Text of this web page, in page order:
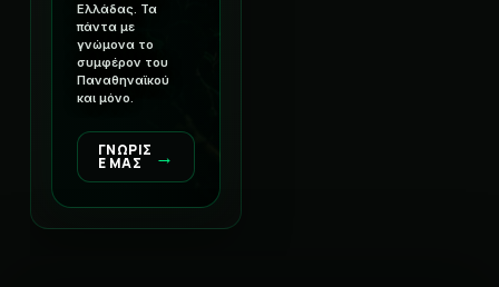
Ελλάδας. Τα
πάντα με
γνώμονα το
συμφέρον του
Παναθηναϊκού
και μόνο.
ΓΝΩΡΙΣ
Ε ΜΑΣ →